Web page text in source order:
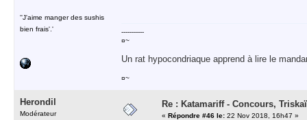
''J'aime manger des sushis
bien frais'.'
-----------
¤~
Un rat hypocondriaque apprend à lire le
¤~
Herondil
Modérateur
Re : Katamariff - Concours,
« Répondre #46 le: 22 Nov 2018, 16h47 »